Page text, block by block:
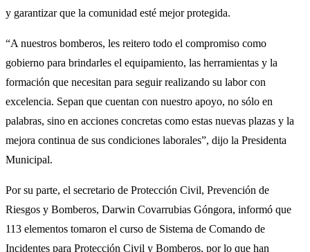
y garantizar que la comunidad esté mejor protegida.
“A nuestros bomberos, les reitero todo el compromiso como
gobierno para brindarles el equipamiento, las herramientas y la
formación que necesitan para seguir realizando su labor con
excelencia. Sepan que cuentan con nuestro apoyo, no sólo en
palabras, sino en acciones concretas como estas nuevas plazas y la
mejora continua de sus condiciones laborales”, dijo la Presidenta
Municipal.
Por su parte, el secretario de Protección Civil, Prevención de
Riesgos y Bomberos, Darwin Covarrubias Góngora, informó que
113 elementos tomaron el curso de Sistema de Comando de
Incidentes para Protección Civil y Bomberos, por lo que han